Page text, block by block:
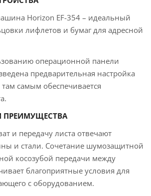
Horizon EF-354 – идеальный
лифлетов и бумаг для адресной
операционной панели
предварительная настройка
там самым обеспечивается
ПРЕИМУЩЕСТВА
и передачу листа отвечают
и стали. Сочетание шумозащитной
косозубой передачи между
благоприятные условия для
с оборудованием.